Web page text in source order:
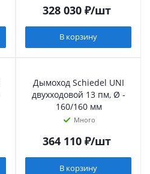
328 030₽/шт
В корзину
Дымоход Schiedel UNI
двухходовой 13 пм, Ø -
160/160 мм
Много
364 110₽/шт
В корзину